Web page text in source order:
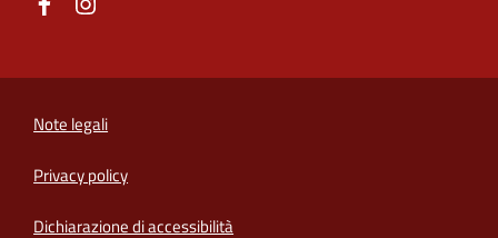
Note legali
Privacy policy
Dichiarazione di accessibilità